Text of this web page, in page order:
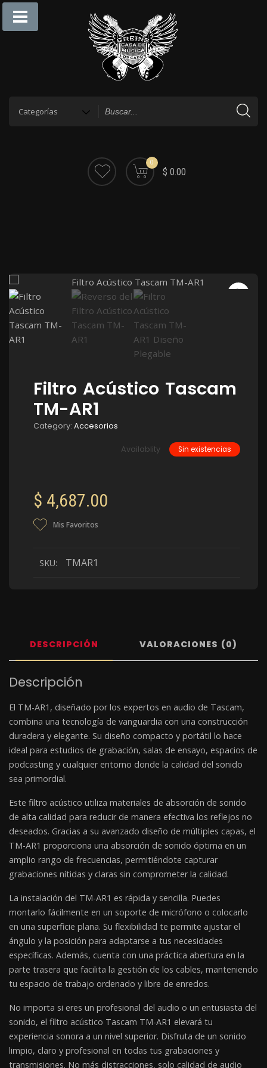
0
$ 0.00
Filtro Acústico Tascam
TM-AR1
Category: Accesorios
Availablity Sin existencias
$ 4,687.00
Mis Favoritos
SKU: TMAR1
DESCRIPCIÓN VALORACIONES (0)
Descripción
El TM-AR1, diseñado por los expertos en audio de Tascam,
combina una tecnología de vanguardia con una construcción
duradera y elegante. Su diseño compacto y portátil lo hace
ideal para estudios de grabación, salas de ensayo, espacios de
podcasting y cualquier entorno donde la calidad del sonido
sea primordial.
Este filtro acústico utiliza materiales de absorción de sonido
de alta calidad para reducir de manera efectiva los reflejos no
deseados. Gracias a su avanzado diseño de múltiples capas, el
TM-AR1 proporciona una absorción de sonido óptima en un
amplio rango de frecuencias, permitiéndote capturar
grabaciones nítidas y claras sin comprometer la calidad.
La instalación del TM-AR1 es rápida y sencilla. Puedes
montarlo fácilmente en un soporte de micrófono o colocarlo
en una superficie plana. Su flexibilidad te permite ajustar el
ángulo y la posición para adaptarse a tus necesidades
específicas. Además, cuenta con una práctica abertura en la
parte trasera que facilita la gestión de los cables, manteniendo
tu espacio de trabajo ordenado y libre de enredos.
No importa si eres un profesional del audio o un entusiasta del
sonido, el filtro acústico Tascam TM-AR1 elevará tu
experiencia sonora a un nivel superior. Disfruta de un sonido
limpio, claro y profesional en todas tus grabaciones y
transmisiones. No más distracciones, solo calidad de audio